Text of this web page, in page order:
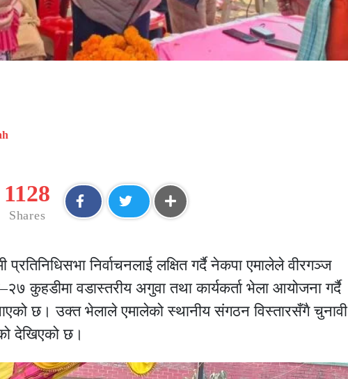
1128
Shares
प्रतिनिधिसभा निर्वाचनलाई लक्षित गर्दै नेकपा एमालेले वीरगञ्ज
कुहडीमा वडास्तरीय अगुवा तथा कार्यकर्ता भेला आयोजना गर्दै
छ। उक्त भेलाले एमालेको स्थानीय संगठन विस्तारसँगै चुनावी
देखिएको छ।